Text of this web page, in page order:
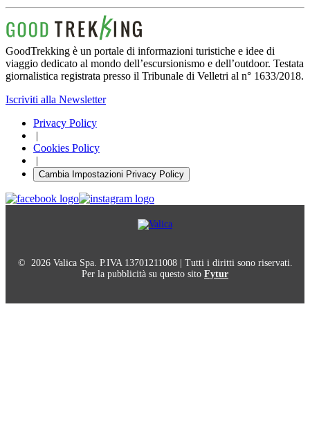
GoodTrekking è un portale di informazioni turistiche e idee di
viaggio dedicato al mondo dell’escursionismo e dell’outdoor. Testata
giornalistica registrata presso il Tribunale di Velletri al n° 1633/2018.
Iscriviti alla Newsletter
Privacy Policy
|
Cookies Policy
|
Cambia Impostazioni Privacy Policy
© 2026 Valica Spa. P.IVA 13701211008 | Tutti i diritti sono riservati.
Per la pubblicità su questo sito Fytur